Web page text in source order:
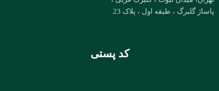
پاساژ گلبرگ ، طبقه اول ، پلاک 23
کد پستی